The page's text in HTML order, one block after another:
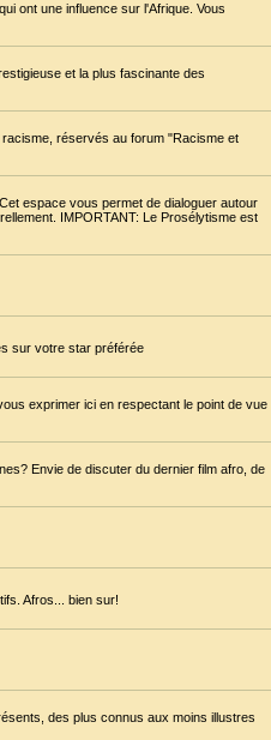
ont une influence sur l'Afrique. Vous
et la plus fascinante des
réservés au forum "Racisme et
espace vous permet de dialoguer autour
IMPORTANT: Le Prosélytisme est
sur votre star préférée
exprimer ici en respectant le point de vue
Envie de discuter du dernier film afro, de
Afros... bien sur!
des plus connus aux moins illustres